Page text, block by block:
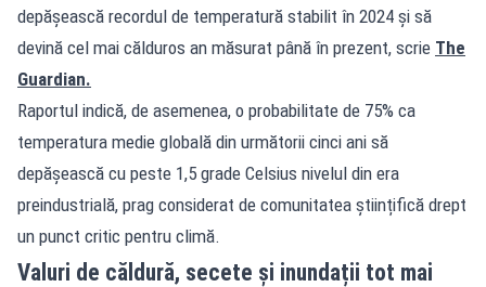
depășească recordul de temperatură stabilit în 2024 și să
devină cel mai călduros an măsurat până în prezent, scrie The
Guardian.
Raportul indică, de asemenea, o probabilitate de 75% ca
temperatura medie globală din următorii cinci ani să
depășească cu peste 1,5 grade Celsius nivelul din era
preindustrială, prag considerat de comunitatea științifică drept
un punct critic pentru climă.
Valuri de căldură, secete și inundații tot mai